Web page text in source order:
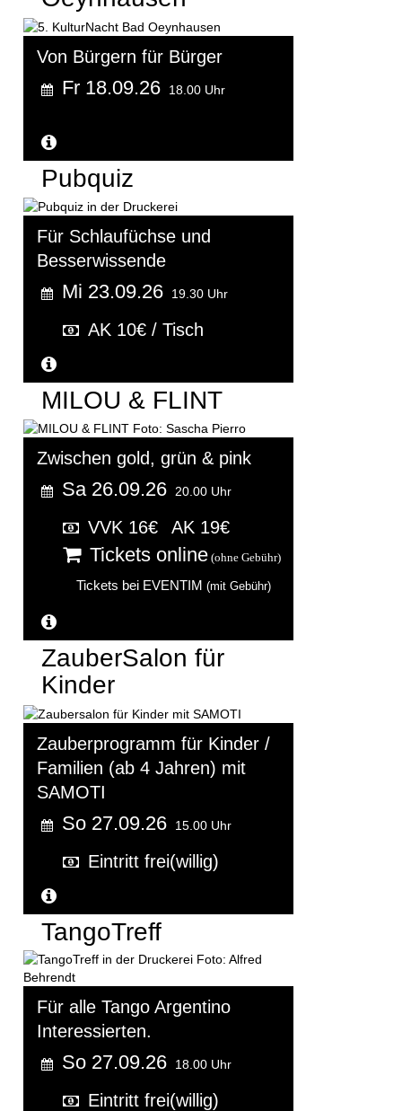
Von Bürgern für Bürger
Fr 18.09.26 18.00 Uhr
Pubquiz
Für Schlaufüchse und
Besserwissende
Mi 23.09.26 19.30 Uhr
AK 10€ / Tisch
MILOU & FLINT
Zwischen gold, grün & pink
Sa 26.09.26 20.00 Uhr
VVK 16€ AK 19€
Tickets online (ohne Gebühr)
Tickets bei EVENTIM (mit Gebühr)
ZauberSalon für
Kinder
Zauberprogramm für Kinder /
Familien (ab 4 Jahren) mit
SAMOTI
So 27.09.26 15.00 Uhr
Eintritt frei(willig)
TangoTreff
Für alle Tango Argentino
Interessierten.
So 27.09.26 18.00 Uhr
Eintritt frei(willig)